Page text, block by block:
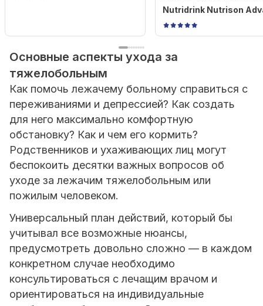
Nutridrink Nutrison
Основные аспекты ухода за
тяжелобольным
Как помочь лежачему больному справиться с
переживаниями и депрессией? Как создать
для него максимально комфортную
обстановку? Как и чем его кормить?
Родственников и ухаживающих лиц могут
беспокоить десятки важных вопросов об
уходе за лежачим тяжелобольным или
пожилым человеком.
Универсальный план действий, который бы
учитывал все возможные нюансы,
предусмотреть довольно сложно — в каждом
конкретном случае необходимо
консультироваться с лечащим врачом и
ориентироваться на индивидуальные